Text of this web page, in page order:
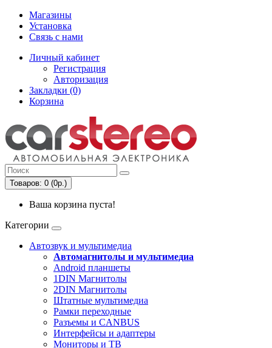
Магазины
Установка
Связь с нами
Личный кабинет
Регистрация
Авторизация
Закладки (0)
Корзина
Товаров: 0 (0р.)
Ваша корзина пуста!
Категории
Автозвук и мультимедиа
Автомагнитолы и мультимедиа
Android планшеты
1DIN Магнитолы
2DIN Магнитолы
Штатные мультимедиа
Рамки переходные
Разъемы и CANBUS
Интерфейсы и адаптеры
Мониторы и ТВ